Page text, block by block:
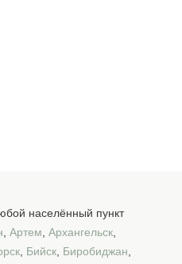
населённый пункт
Артем Архангельск
Бийск Биробиджан